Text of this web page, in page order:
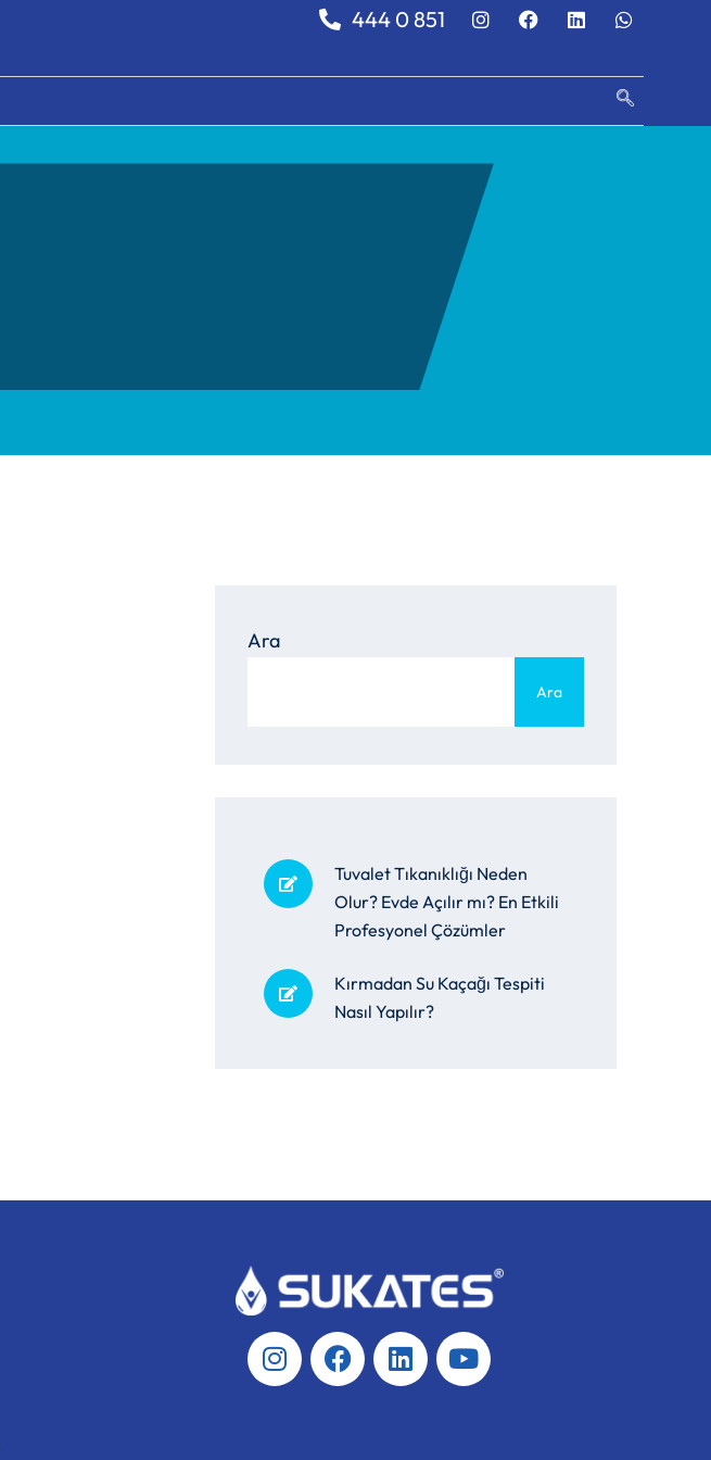
444 0 851
Ara
Ara
Tuvalet Tıkanıklığı Neden
Olur? Evde Açılır mı? En Etkili
Profesyonel Çözümler
Kırmadan Su Kaçağı Tespiti
Nasıl Yapılır?